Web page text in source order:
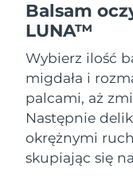
Balsam
LUNA™
Wybierz ilość
migdała i
palcami, aż
Następnie
okrężnymi
skupiając się